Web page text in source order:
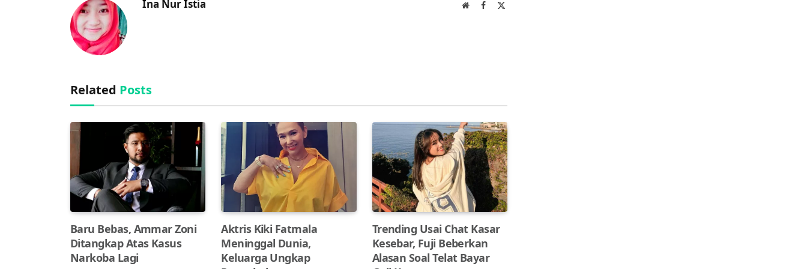
Ina Nur Istia WebsiteFacebook
Related Posts
Baru Bebas, Ammar Zoni
Ditangkap Atas Kasus
Narkoba Lagi
Aktris Kiki Fatmala
Meninggal Dunia,
Keluarga Ungkap
Trending Usai Chat Kasar
Kesebar, Fuji Beberkan
Alasan Soal Telat Bayar